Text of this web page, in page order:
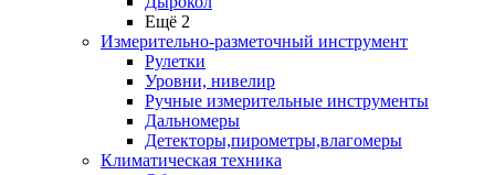
Ещё 2
Измерительно-разметочный инструмент
Рулетки
Уровни, нивелир
Ручные измерительные инструменты
Дальномеры
Детекторы,пирометры,влагомеры
Климатическая техника